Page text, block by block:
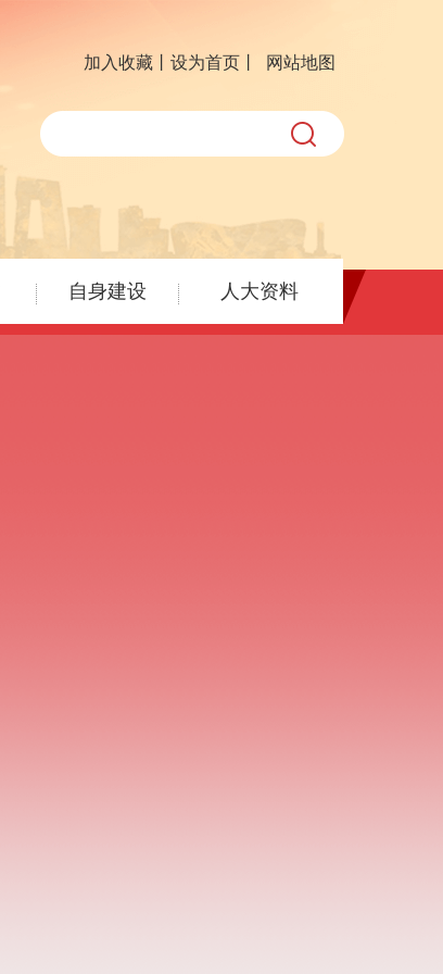
加入收藏丨 设为首页丨 网站地图
自身建设 人大资料